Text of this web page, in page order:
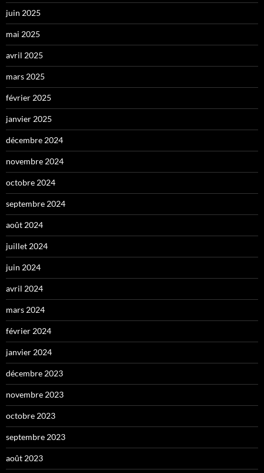
juin 2025
mai 2025
avril 2025
mars 2025
février 2025
janvier 2025
décembre 2024
novembre 2024
octobre 2024
septembre 2024
août 2024
juillet 2024
juin 2024
avril 2024
mars 2024
février 2024
janvier 2024
décembre 2023
novembre 2023
octobre 2023
septembre 2023
août 2023